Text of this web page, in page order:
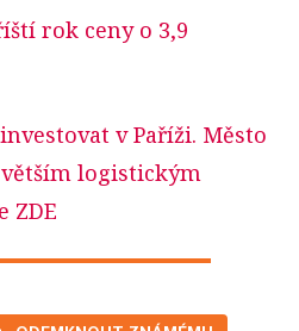
rok ceny o 3,9
v Paříži. Město
logistickým
ZDE